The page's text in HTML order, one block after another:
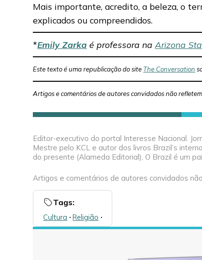
Mais importante, acredito, a beleza, o
explicados ou compreendidos.
*Emily Zarka é professora naArizona
Este texto é uma republicação do site The Conversation
Artigos e comentários de autores convidados não
Editor-executivo do portal Interesse Nacional.
Mestre pelo KCL e autor dos livros Brazil’s
do presente (Alameda Editorial), O Brazil é um
Artigos e comentários de autores convidados
Tags:
Cultura 🞌Religião 🞌